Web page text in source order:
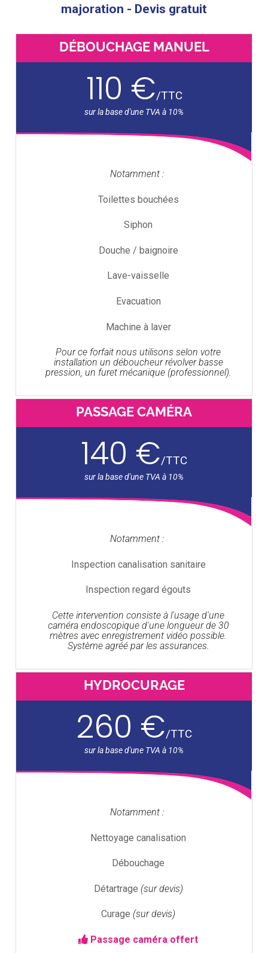
majoration - Devis gratuit
DÉBOUCHAGE MANUEL
110 €/TTC
Notamment :
Toilettes bouchées
Siphon
Douche / baignoire
Lave-vaisselle
Evacuation
Machine à laver
Pour ce forfait nous utilisons selon votre
installation un déboucheur révolver basse
pression, un furet mécanique (professionnel).
PASSAGE CAMÉRA
140 €/TTC
Notamment :
Inspection canalisation sanitaire
Inspection regard égouts
Cette intervention consiste à l'usage d'une
caméra endoscopique d'une longueur de 30
mètres avec enregistrement vidéo possible.
Système agréé par les assurances.
HYDROCURAGE
260 €/TTC
Notamment :
Nettoyage canalisation
Débouchage
Détartrage (sur devis)
Curage (sur devis)
Passage caméra offert